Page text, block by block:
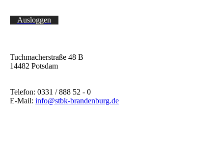
Ausloggen
Tuchmacherstraße 48 B
14482 Potsdam
Telefon: 0331 / 888 52 - 0
E-Mail: info@stbk-brandenburg.de